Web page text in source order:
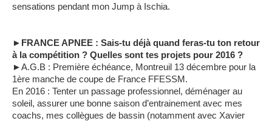
sensations pendant mon Jump à Ischia.
►FRANCE APNEE : Sais-tu déjà quand feras-tu ton retour
à la compétition ? Quelles sont tes projets pour 2016 ?
►A.G.B : Première échéance, Montreuil 13 décembre pour la
1ère manche de coupe de France FFESSM.
En 2016 : Tenter un passage professionnel, déménager au
soleil, assurer une bonne saison d’entrainement avec mes
coachs, mes collègues de bassin (notamment avec Xavier